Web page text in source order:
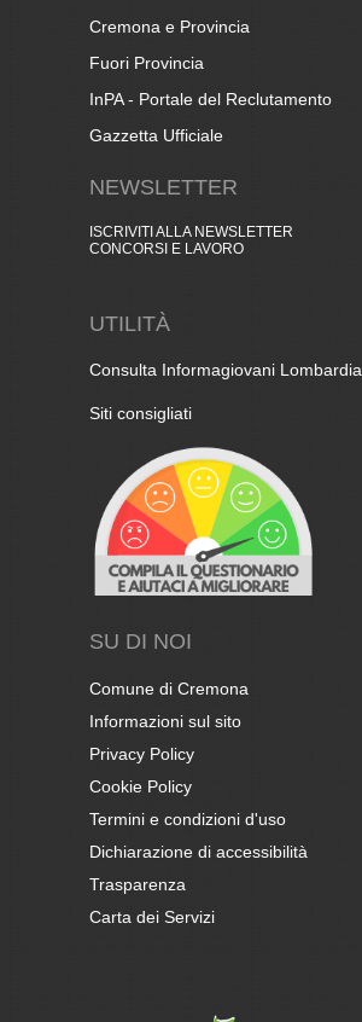
Cremona e Provincia
Fuori Provincia
InPA - Portale del Reclutamento
Gazzetta Ufficiale
NEWSLETTER
ISCRIVITI ALLA NEWSLETTER
CONCORSI E LAVORO
UTILITÀ
Consulta Informagiovani Lombardia
Siti consigliati
SU DI NOI
Comune di Cremona
Informazioni sul sito
Privacy Policy
Cookie Policy
Termini e condizioni d'uso
Dichiarazione di accessibilità
Trasparenza
Carta dei Servizi